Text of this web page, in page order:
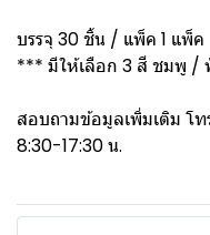
บรรจุ 30 ชิ้น / แพ็ค 1 แพ็ค
*** มีให้เลือก 3 สี ชมพู /
สอบถามข้อมูลเพิ่มเติม
8:30-17:30 น.